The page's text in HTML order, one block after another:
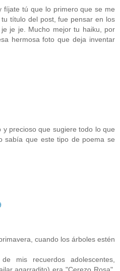
fíjate tú que lo primero que se me
título del post, fue pensar en los
je je. Mucho mejor tu haiku, por
hermosa foto que deja inventar
y precioso que sugiere todo lo que
sabía que este tipo de poema se
cuando los árboles estén
mis recuerdos adolescentes,